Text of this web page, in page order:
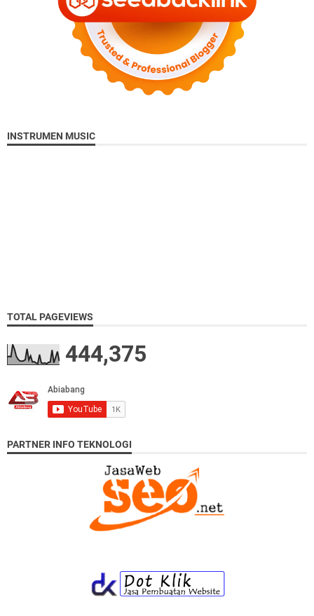
INSTRUMEN MUSIC
TOTAL PAGEVIEWS
444,375
PARTNER INFO TEKNOLOGI